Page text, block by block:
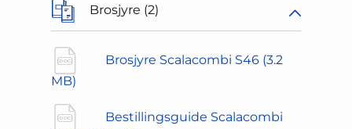
Brosjyre (2)
Brosjyre Scalacombi S46 (3.2
MB)
Bestillingsguide Scalacombi